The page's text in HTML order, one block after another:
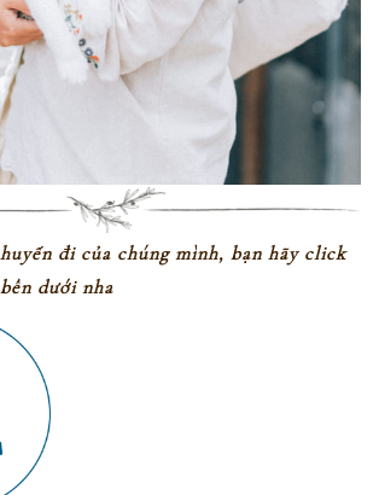
đi của chúng mình, bạn hãy click
dưới nha